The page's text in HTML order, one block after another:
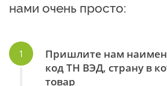
нами очень просто:
Пришлите нам
код ТН ВЭД, страну в
товар